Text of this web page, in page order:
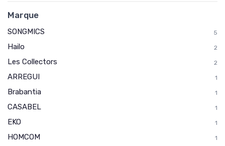
Marque
SONGMICS 5
Hailo 2
Les Collectors 2
ARREGUI 1
Brabantia 1
CASABEL 1
EKO 1
HOMCOM 1